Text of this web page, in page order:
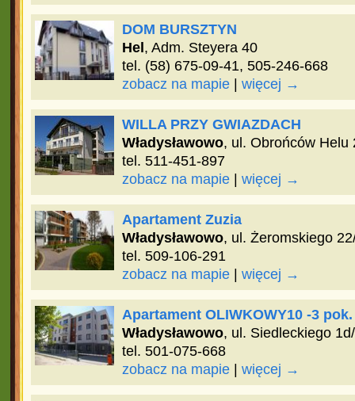
DOM BURSZTYN
Hel , Adm. Steyera 40
tel. (58) 675-09-41, 505-246-668
zobacz na mapie| więcej →
WILLA PRZY GWIAZDACH
Władysławowo, ul. Obrońców Helu
tel. 511-451-897
zobacz na mapie| więcej →
Apartament Zuzia
Władysławowo, ul. Żeromskiego
tel. 509-106-291
zobacz na mapie| więcej →
Apartament OLIWKOWY10 -3 pok.
Władysławowo, ul. Siedleckiego
tel. 501-075-668
zobacz na mapie| więcej →